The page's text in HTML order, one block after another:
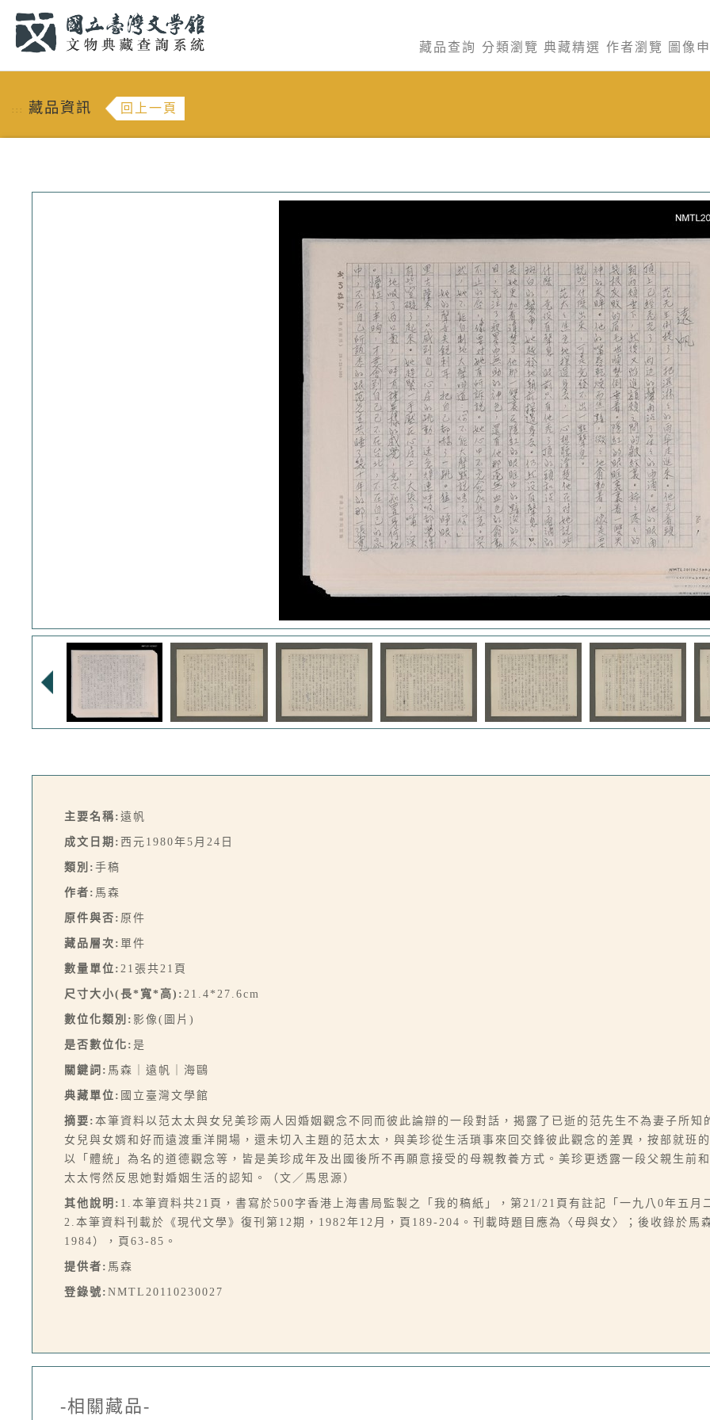
藏品查詢 分類瀏覽 典藏精選 作者瀏覽 圖像
::: 藏品資訊 回上一頁
主要名稱: 遠帆
成文日期: 西元1980年5月24日
類別: 手稿
作者: 馬森
原件與否: 原件
藏品層次: 單件
數量單位: 21張共21頁
尺寸大小(長*寬*高): 21.4*27.6cm
數位化類別: 影像(圖片)
是否數位化: 是
關鍵詞: 馬森｜遠帆｜海鷗
典藏單位: 國立臺灣文學館
摘要: 本筆資料以范太太與女兒美珍兩人因婚姻觀念不同而彼此論辯的一段對話，揭露了已逝的范先生不為妻子所
女兒與女婿和好而遠渡重洋開場，還未切入主題的范太太，與美珍從生活瑣事來回交鋒彼此觀念的差異，按部就班
以「體統」為名的道德觀念等，皆是美珍成年及出國後所不再願意接受的母親教養方式。美珍更透露一段父親生前
太太愕然反思她對婚姻生活的認知。（文／馬思源）
其他說明: 1.本筆資料共21頁，書寫於500字香港上海書局監製之「我的稿紙」，第21/21頁有註記「一九八0年五月
2.本筆資料刊載於《現代文學》復刊第12期，1982年12月，頁189-204。刊載時題目應為〈母與女〉；後收錄於馬
1984），頁63-85。
提供者: 馬森
登錄號: NMTL20110230027
-相關藏品-